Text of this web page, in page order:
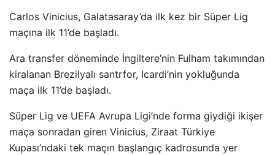
Carlos Vinicius, Galatasaray’da ilk kez bir Süper Lig
maçına ilk 11’de başladı.
Ara transfer döneminde İngiltere’nin Fulham takımından
kiralanan Brezilyalı santrfor, Icardi’nin yokluğunda
maça ilk 11’de başladı.
Süper Lig ve UEFA Avrupa Ligi’nde forma giydiği ikişer
maça sonradan giren Vinicius, Ziraat Türkiye
Kupası’ndaki tek maçın başlangıç kadrosunda yer